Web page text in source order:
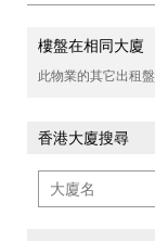
樓盤在相同大廈
此物業的其它出租盤
香港大廈搜尋